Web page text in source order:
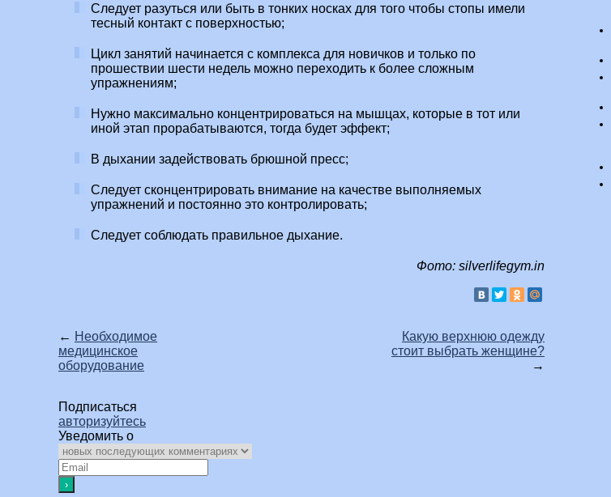
Следует разуться или быть в тонких носках для того чтобы стопы имели
тесный контакт с поверхностью;
Цикл занятий начинается с комплекса для новичков и только по
прошествии шести недель можно переходить к более сложным
упражнениям;
Нужно максимально концентрироваться на мышцах, которые в тот или
иной этап прорабатываются, тогда будет эффект;
В дыхании задействовать брюшной пресс;
Следует сконцентрировать внимание на качестве выполняемых
упражнений и постоянно это контролировать;
Следует соблюдать правильное дыхание.
Фото: silverlifegym.in
← Необходимое
медицинское
оборудование
Какую верхнюю одежду
стоит выбрать женщине?
→
Подписаться
авторизуйтесь
Уведомить о